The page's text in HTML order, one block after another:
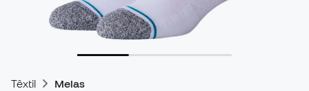
Têxtil Meias